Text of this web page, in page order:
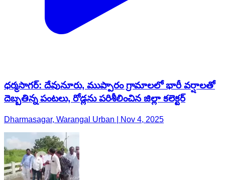
ధర్మసాగర్: దేవునూరు, ముప్పారం గ్రామాలలో భారీ వర్షాలతో
దెబ్బతిన్న పంటలు, రోడ్లను పరిశీలించిన జిల్లా కలెక్టర్
Dharmasagar, Warangal Urban | Nov 4, 2025